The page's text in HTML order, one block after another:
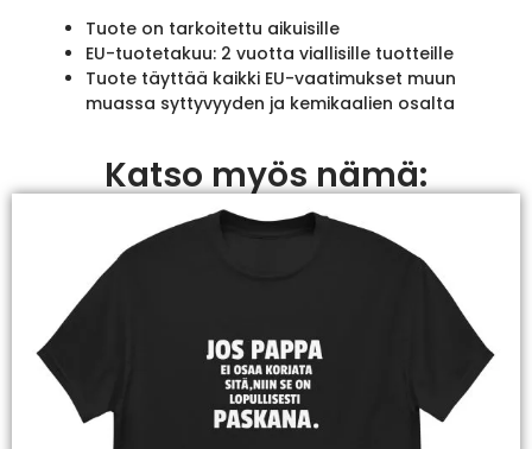
Tuote on tarkoitettu aikuisille
EU-tuotetakuu: 2 vuotta viallisille tuotteille
Tuote täyttää kaikki EU-vaatimukset muun
muassa syttyvyyden ja kemikaalien osalta
Katso myös nämä: